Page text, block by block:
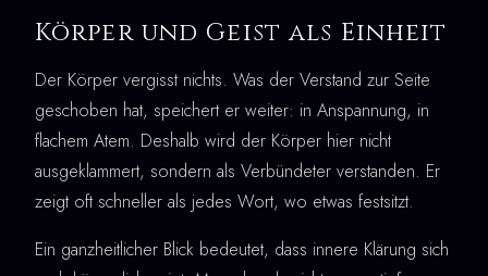
Körper und Geist als Einheit
Der Körper vergisst nichts. Was der Verstand zur Seite
geschoben hat, speichert er weiter: in Anspannung, in
flachem Atem. Deshalb wird der Körper hier nicht
ausgeklammert, sondern als Verbündeter verstanden. Er
zeigt oft schneller als jedes Wort, wo etwas festsitzt.
Ein ganzheitlicher Blick bedeutet, dass innere Klärung sich